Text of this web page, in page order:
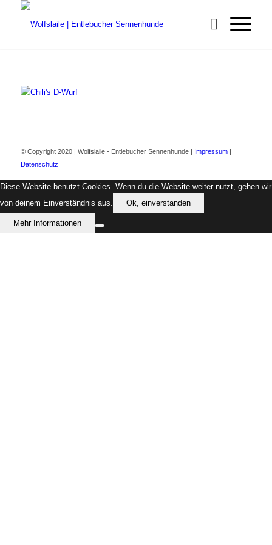
© Copyright 2020 | Wolfslaile - Entlebucher Sennenhunde | Impressum|
Datenschutz
Diese Website benutzt Cookies. Wenn du die Website weiter nutzt, gehen wir
von deinem Einverständnis aus.
Ok, einverstanden
Mehr Informationen